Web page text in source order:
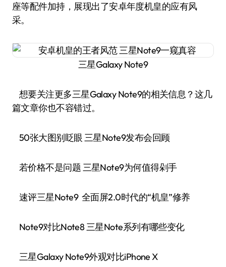
座等配件加持，展现出了安卓年度机皇的应有风
采。
三星Galaxy Note9
想要关注更多三星Galaxy Note9的相关信息？这几
篇文章你也不容错过。
50张大图别眨眼 三星Note9发布会回顾
若价格不是问题 三星Note9为何值得剁手
速评三星Note9 全面屏2.0时代的“机皇”修养
Note9对比Note8 三星Note系列有哪些变化
三星Galaxy Note9外观对比iPhone X